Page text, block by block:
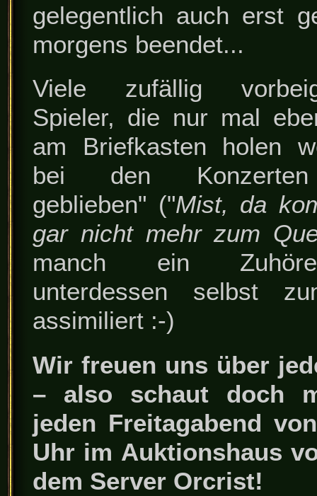
gelegentlich auch erst
morgens beendet...
Viele zufällig
Spieler, die nur mal
am Briefkasten holen
bei den Konzerten
geblieben" ("Mist, da
gar nicht mehr zum
manch ein
unterdessen selbst
assimiliert :-)
Wir freuen uns über
– also schaut doch
jeden Freitagabend
Uhr im Auktionshaus
dem Server Orcrist!